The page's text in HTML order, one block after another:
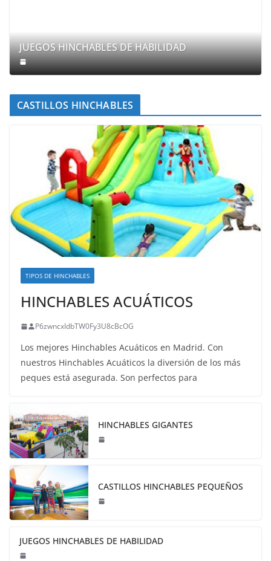
JUEGOS HINCHABLES DE HABILIDAD
CASTILLOS HINCHABLES
TIPOS DE HINCHABLES
HINCHABLES ACUÁTICOS
P6zwncxIdbTW0Fy3U8cBcOG
Los mejores Hinchables Acuáticos en Madrid. Con
nuestros Hinchables Acuáticos la diversión de los más
peques está asegurada. Son perfectos para
HINCHABLES GIGANTES
CASTILLOS HINCHABLES PEQUEÑOS
JUEGOS HINCHABLES DE HABILIDAD